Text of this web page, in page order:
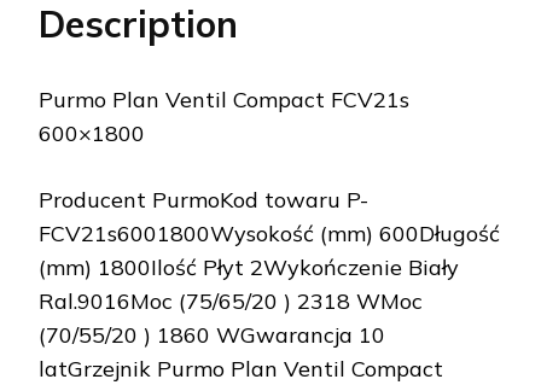
Description
Purmo Plan Ventil Compact FCV21s
600×1800
Producent PurmoKod towaru P-
FCV21s6001800Wysokość (mm) 600Długość
(mm) 1800Ilość Płyt 2Wykończenie Biały
Ral.9016Moc (75/65/20 ) 2318 WMoc
(70/55/20 ) 1860 WGwarancja 10
latGrzejnik Purmo Plan Ventil Compact